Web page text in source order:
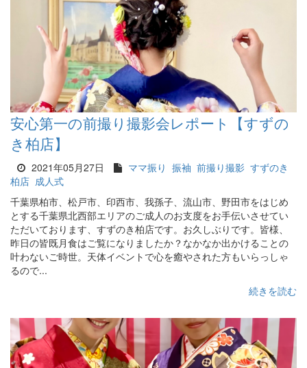
安心第一の前撮り撮影会レポート【すずの
き柏店】
2021年05月27日 ママ振り 振袖 前撮り撮影 すずのき
柏店 成人式
千葉県柏市、松戸市、印西市、我孫子、流山市、野田市をはじめ
とする千葉県北西部エリアのご成人のお支度をお手伝いさせてい
ただいております、すずのき柏店です。お久しぶりです。皆様、
昨日の皆既月食はご覧になりましたか？なかなか出かけることの
叶わないご時世。天体イベントで心を癒やされた方もいらっしゃ
るので...
続きを読む